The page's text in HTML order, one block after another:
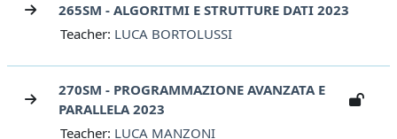
265SM - ALGORITMI E STRUTTURE DATI 2023
Teacher: LUCA BORTOLUSSI
270SM - PROGRAMMAZIONE AVANZATA E
PARALLELA 2023
Teacher: LUCA MANZONI